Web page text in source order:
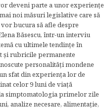
deveni parte a unor experienţe
noi măsuri legislative care să
bucura să afle despre
Băsescu, într-un interviu
cu ultimele tendinţe în
şi rubricile permanente
personalităţi mondene
sfat din experienţa lor de
celor 9 luni de viaţă
simptomatologia primelor zile
analize necesare, alimentaţie,